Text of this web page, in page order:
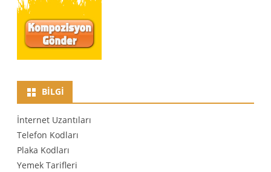
BILGI
İnternet Uzantıları
Telefon Kodları
Plaka Kodları
Yemek Tarifleri